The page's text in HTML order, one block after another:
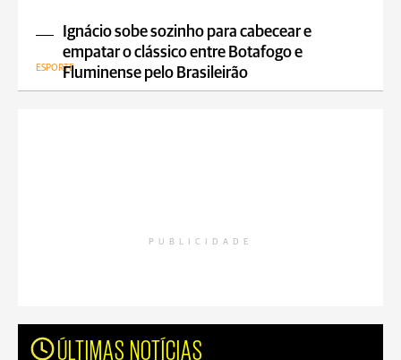
Ignácio sobe sozinho para cabecear e
empatar o clássico entre Botafogo e
Fluminense pelo Brasileirão
ESPORTE
PUBLICIDADE
ÚLTIMAS NOTÍCIAS